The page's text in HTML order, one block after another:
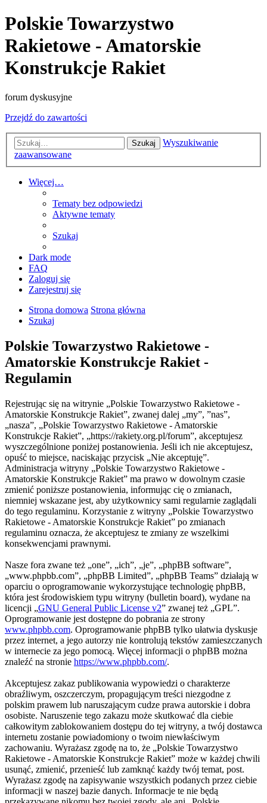
Polskie Towarzystwo
Rakietowe - Amatorskie
Konstrukcje Rakiet
forum dyskusyjne
Przejdź do zawartości
Szukaj
Wyszukiwanie
zaawansowane
Więcej…
Tematy bez odpowiedzi
Aktywne tematy
Szukaj
Dark mode
FAQ
Zaloguj się
Zarejestruj się
Strona domowa Strona główna
Szukaj
Polskie Towarzystwo Rakietowe -
Amatorskie Konstrukcje Rakiet -
Regulamin
Rejestrując się na witrynie „Polskie Towarzystwo Rakietowe -
Amatorskie Konstrukcje Rakiet”, zwanej dalej „my”, ”nas”,
„nasza”, „Polskie Towarzystwo Rakietowe - Amatorskie
Konstrukcje Rakiet”, „https://rakiety.org.pl/forum”, akceptujesz
wyszczególnione poniżej postanowienia. Jeśli ich nie akceptujesz,
opuść to miejsce, naciskając przycisk „Nie akceptuję”.
Administracja witryny „Polskie Towarzystwo Rakietowe -
Amatorskie Konstrukcje Rakiet” ma prawo w dowolnym czasie
zmienić poniższe postanowienia, informując cię o zmianach,
niemniej wskazane jest, aby użytkownicy sami regularnie zaglądali
do tego regulaminu. Korzystanie z witryny „Polskie Towarzystwo
Rakietowe - Amatorskie Konstrukcje Rakiet” po zmianach
regulaminu oznacza, że akceptujesz te zmiany ze wszelkimi
konsekwencjami prawnymi.
Nasze fora zwane też „one”, „ich”, „je”, „phpBB software”,
„www.phpbb.com”, „phpBB Limited”, „phpBB Teams” działają w
oparciu o oprogramowanie wykorzystujące technologię phpBB,
która jest środowiskiem typu witryny (bulletin board), wydane na
licencji „GNU General Public License v2” zwanej też „GPL”.
Oprogramowanie jest dostępne do pobrania ze strony
www.phpbb.com. Oprogramowanie phpBB tylko ułatwia dyskusje
przez internet, a jego autorzy nie kontrolują tekstów zamieszczanych
w internecie za jego pomocą. Więcej informacji o phpBB można
znaleźć na stronie https://www.phpbb.com/.
Akceptujesz zakaz publikowania wypowiedzi o charakterze
obraźliwym, oszczerczym, propagującym treści niezgodne z
polskim prawem lub naruszającym cudze prawa autorskie i dobra
osobiste. Naruszenie tego zakazu może skutkować dla ciebie
całkowitym zablokowaniem dostępu do tej witryny, a twój dostawca
internetu zostanie powiadomiony o twoim niewłaściwym
zachowaniu. Wyrażasz zgodę na to, że „Polskie Towarzystwo
Rakietowe - Amatorskie Konstrukcje Rakiet” może w każdej chwili
usunąć, zmienić, przenieść lub zamknąć każdy twój temat, post.
Wyrażasz zgodę na zapisywanie wszystkich podanych przez ciebie
informacji w naszej bazie danych. Informacje te nie będą